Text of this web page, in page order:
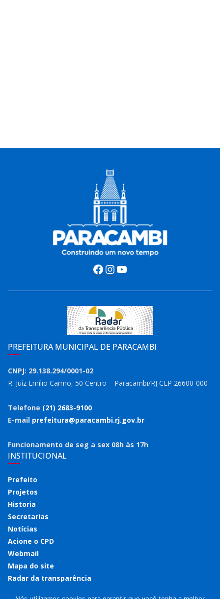
Facebook
Instagram
Youtube
PREFEITURA MUNICIPAL DE PARACAMBI
CNPJ: 29.138.294/0001-02
R. Juíz Emílio Carmo, 50 Centro – Paracambi/RJ CEP 26600-000
Telefone (21) 2683-9100
E-mail prefeitura@paracambi.rj.gov.br
Funcionamento de seg a sex 08h às 17h
INSTITUCIONAL
Prefeito
Projetos
Historia
Secretarias
Notícias
Acione o CPD
Webmail
Mapa do site
Radar da transparência